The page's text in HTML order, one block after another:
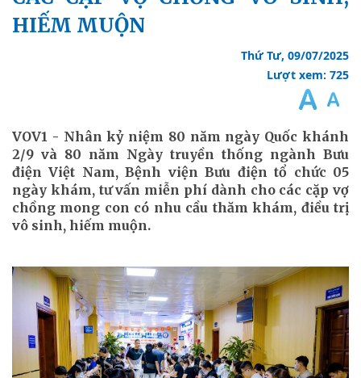
HIẾM MUỘN
Thứ Tư, 09/07/2025
Lượt xem: 725
VOV1 - Nhân kỷ niệm 80 năm ngày Quốc khánh
2/9 và 80 năm Ngày truyền thống ngành Bưu
điện Việt Nam, Bệnh viện Bưu điện tổ chức 05
ngày khám, tư vấn miễn phí dành cho các cặp vợ
chồng mong con có nhu cầu thăm khám, điều trị
vô sinh, hiếm muộn.